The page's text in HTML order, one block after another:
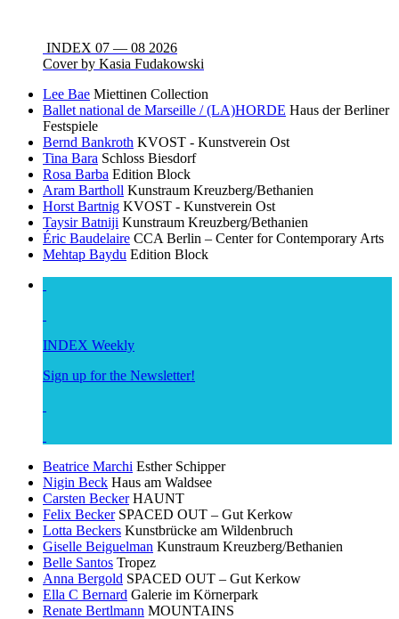
INDEX 07 — 08 2026
Cover by Kasia Fudakowski
Lee Bae Miettinen Collection
Ballet national de Marseille / (LA)HORDE Haus der Berliner
Festspiele
Bernd Bankroth KVOST - Kunstverein Ost
Tina Bara Schloss Biesdorf
Rosa Barba Edition Block
Aram Bartholl Kunstraum Kreuzberg/Bethanien
Horst Bartnig KVOST - Kunstverein Ost
Taysir Batniji Kunstraum Kreuzberg/Bethanien
Éric Baudelaire CCA Berlin – Center for Contemporary Arts
Mehtap Baydu Edition Block
INDEX Weekly
Sign up for the Newsletter!
Beatrice Marchi Esther Schipper
Nigin Beck Haus am Waldsee
Carsten Becker HAUNT
Felix Becker SPACED OUT – Gut Kerkow
Lotta Beckers Kunstbrücke am Wildenbruch
Giselle Beiguelman Kunstraum Kreuzberg/Bethanien
Belle Santos Tropez
Anna Bergold SPACED OUT – Gut Kerkow
Ella C Bernard Galerie im Körnerpark
Renate Bertlmann MOUNTAINS